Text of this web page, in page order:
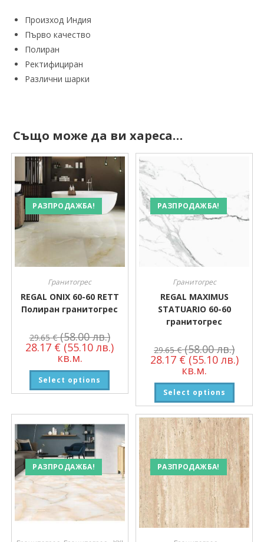
Произход Индия
Първо качество
Полиран
Ректифициран
Различни шарки
Също може да ви хареса…
РАЗПРОДАЖБА!
Гранитогрес
REGAL ONIX 60-60 RETT
Полиран гранитогрес
29.65€ (58.00 лв.)
28.17 € (55.10 лв.)
кв.м.
Select options
РАЗПРОДАЖБА!
Гранитогрес
REGAL MAXIMUS
STATUARIO 60-60
гранитогрес
29.65€ (58.00 лв.)
28.17 € (55.10 лв.)
кв.м.
Select options
РАЗПРОДАЖБА! РАЗПРОДАЖБА!